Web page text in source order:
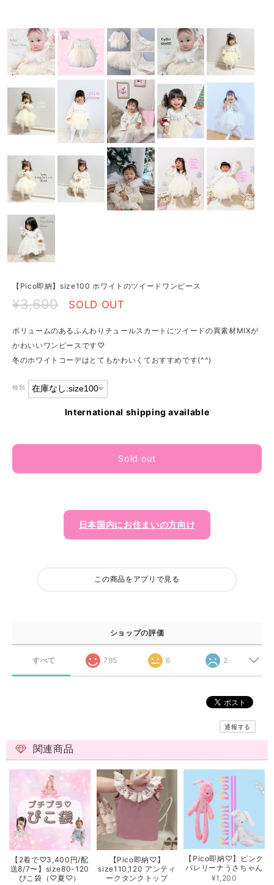
【Pico即納】size100 ホワイトのツイードワンピース
¥3,600 SOLD OUT
ボリュームのあるふんわりチュールスカートにツイードの異素材MIXが
かわいいワンピースです♡
冬のホワイトコーデはとてもかわいくておすすめです(^^)
種類
International shipping available
Sold out
日本国内にお住まいの方向け
この商品をアプリで見る
ショップの評価
すべて 795 6 2
通報する
関連商品
【2着で♡3,400円/配
送8/7〜】size80-120
ぴこ袋（♡夏♡）
【Pico即納♡】
size110,120 アンティ
ークタンクトップ
【Pico即納♡】ピンク
バレリーナうさちゃん
¥1,200